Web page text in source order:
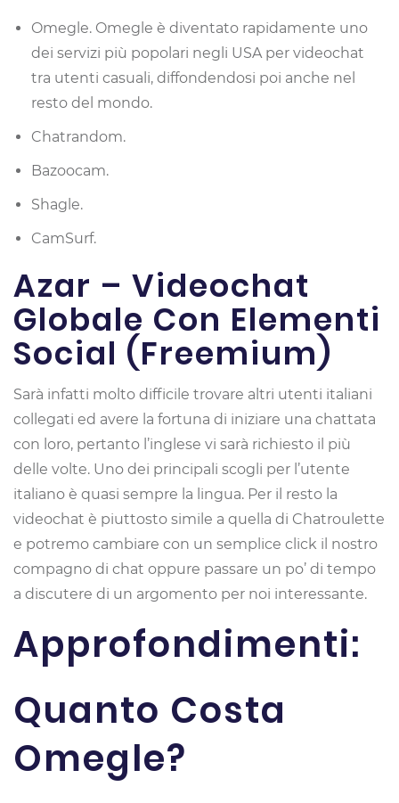
Omegle. Omegle è diventato rapidamente uno
dei servizi più popolari negli USA per videochat
tra utenti casuali, diffondendosi poi anche nel
resto del mondo.
Chatrandom.
Bazoocam.
Shagle.
CamSurf.
Azar – Videochat
Globale Con Elementi
Social (freemium)
Sarà infatti molto difficile trovare altri utenti italiani
collegati ed avere la fortuna di iniziare una chattata
con loro, pertanto l’inglese vi sarà richiesto il più
delle volte. Uno dei principali scogli per l’utente
italiano è quasi sempre la lingua. Per il resto la
videochat è piuttosto simile a quella di Chatroulette
e potremo cambiare con un semplice click il nostro
compagno di chat oppure passare un po’ di tempo
a discutere di un argomento per noi interessante.
Approfondimenti:
Quanto Costa
Omegle?